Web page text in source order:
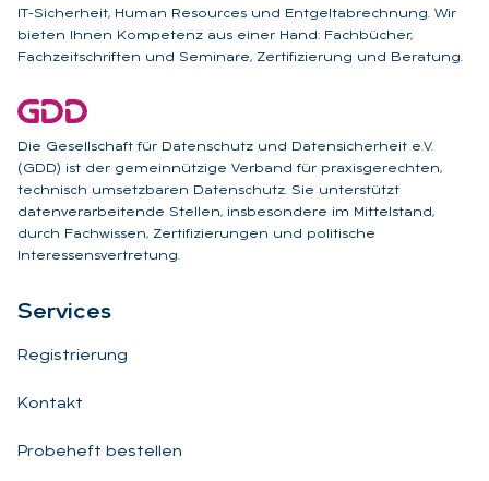
IT-Sicherheit, Human Resources und Entgeltabrechnung. Wir
bieten Ihnen Kompetenz aus einer Hand: Fachbücher,
Fachzeitschriften und Seminare, Zertifizierung und Beratung.
Die Gesellschaft für Datenschutz und Datensicherheit e.V.
(GDD) ist der gemeinnützige Verband für praxisgerechten,
technisch umsetzbaren Datenschutz. Sie unterstützt
datenverarbeitende Stellen, insbesondere im Mittelstand,
durch Fachwissen, Zertifizierungen und politische
Interessensvertretung.
Ser­vices
Registrierung
Kontakt
Probeheft bestellen